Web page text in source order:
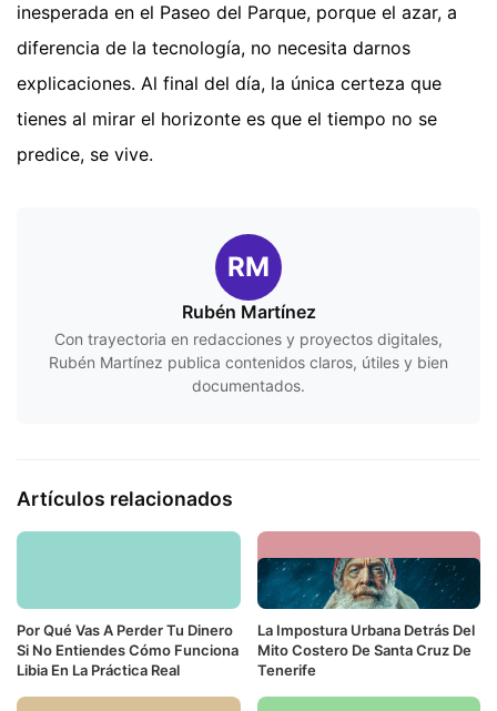
inesperada en el Paseo del Parque, porque el azar, a
diferencia de la tecnología, no necesita darnos
explicaciones. Al final del día, la única certeza que
tienes al mirar el horizonte es que el tiempo no se
predice, se vive.
RM
Rubén Martínez
Con trayectoria en redacciones y proyectos digitales,
Rubén Martínez publica contenidos claros, útiles y bien
documentados.
Artículos relacionados
Por Qué Vas A Perder Tu Dinero
Si No Entiendes Cómo Funciona
Libia En La Práctica Real
La Impostura Urbana Detrás Del
Mito Costero De Santa Cruz De
Tenerife